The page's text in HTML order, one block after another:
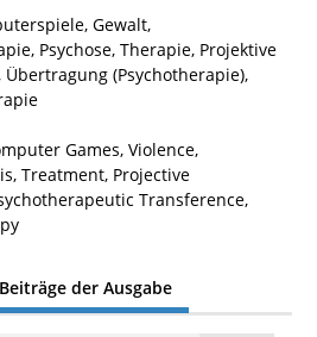
Gewalt,
Psychose, Therapie, Projektive
(Psychotherapie),
Games, Violence,
Treatment, Projective
Transference,
der Ausgabe